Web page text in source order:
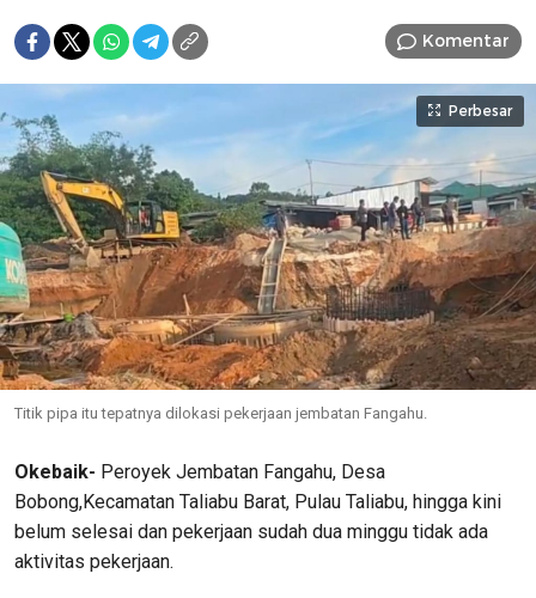
Komentar
Perbesar
Titik pipa itu tepatnya dilokasi pekerjaan jembatan Fangahu.
Okebaik- Peroyek Jembatan Fangahu, Desa
Bobong,Kecamatan Taliabu Barat, Pulau Taliabu, hingga kini
belum selesai dan pekerjaan sudah dua minggu tidak ada
aktivitas pekerjaan.